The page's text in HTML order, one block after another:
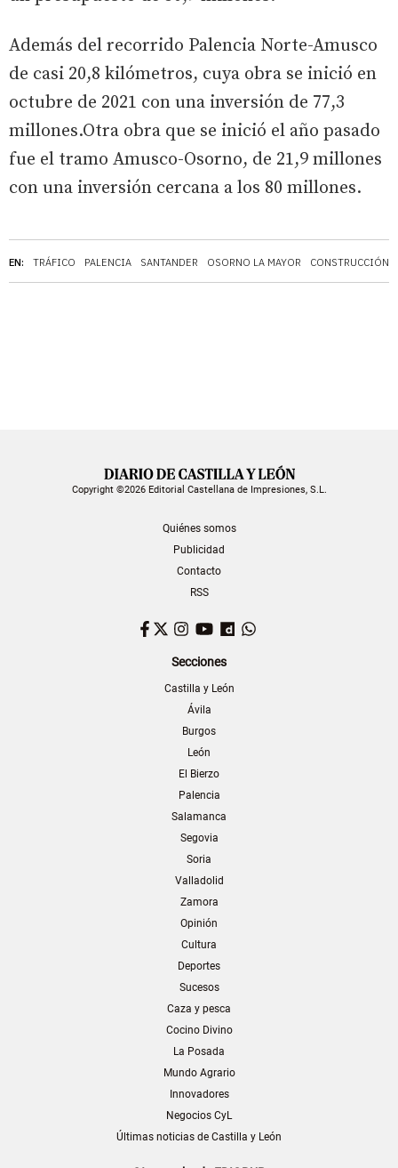
EN: TRÁFICO PALENCIA SANTANDER OSORNO LA MAYOR CONSTRUCCIÓN
Además del recorrido Palencia Norte-Amusco
de casi 20,8 kilómetros, cuya obra se inició en
octubre de 2021 con una inversión de 77,3
millones.Otra obra que se inició el año pasado
fue el tramo Amusco-Osorno, de 21,9 millones
con una inversión cercana a los 80 millones.
Copyright ©2026 Editorial Castellana de Impresiones, S.L.
Quiénes somos
Publicidad
Contacto
RSS
Facebook
TwitterInstagram
YouTubeDailymotion
Secciones
Castilla y León
Ávila
Burgos
León
El Bierzo
Palencia
Salamanca
Segovia
Soria
Valladolid
Zamora
Opinión
Cultura
Deportes
Sucesos
Caza y pesca
Cocino Divino
La Posada
Mundo Agrario
Innovadores
Negocios CyL
Últimas noticias de Castilla y León